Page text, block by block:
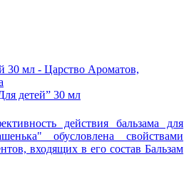
детей” 30 мл
действия бальзама для
обусловлена свойствами
входящих в его состав Бальзам